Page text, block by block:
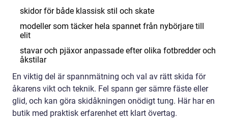
skidor för både klassisk stil och skate
modeller som täcker hela spannet från nybörjare till
elit
stavar och pjäxor anpassade efter olika fotbredder och
åkstilar
En viktig del är spannmätning och val av rätt skida för
åkarens vikt och teknik. Fel spann ger sämre fäste eller
glid, och kan göra skidåkningen onödigt tung. Här har en
butik med praktisk erfarenhet ett klart övertag.